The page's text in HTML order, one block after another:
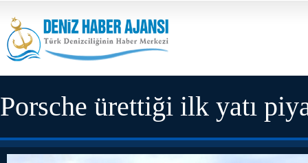
Porsche ürettiği ilk yatı